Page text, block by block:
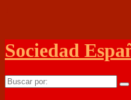
Sociedad
Buscar
por: